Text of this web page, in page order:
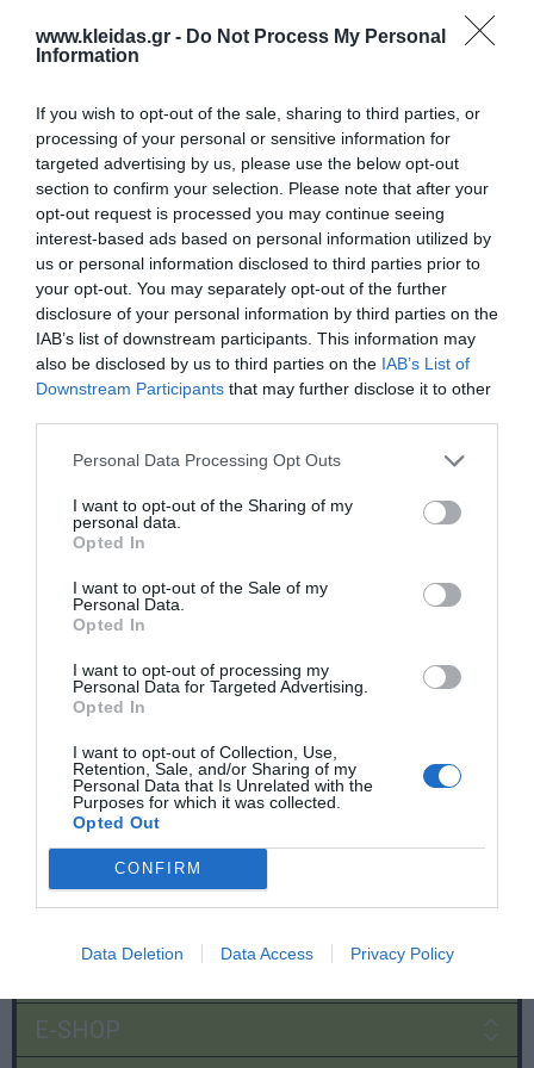
www.kleidas.gr - Do Not Process My Personal
Information
If you wish to opt-out of the sale, sharing to third parties, or
processing of your personal or sensitive information for
targeted advertising by us, please use the below opt-out
section to confirm your selection. Please note that after your
opt-out request is processed you may continue seeing
interest-based ads based on personal information utilized by
us or personal information disclosed to third parties prior to
your opt-out. You may separately opt-out of the further
disclosure of your personal information by third parties on the
IAB’s list of downstream participants. This information may
also be disclosed by us to third parties on the IAB’s List of
Downstream Participants that may further disclose it to other
Personal Data Processing Opt Outs
I want to opt-out of the Sharing of my
personal data.
Opted In
I want to opt-out of the Sale of my
Personal Data.
Opted In
I want to opt-out of processing my
Personal Data for Targeted Advertising.
Opted In
I want to opt-out of Collection, Use,
Retention, Sale, and/or Sharing of my
Personal Data that Is Unrelated with the
Purposes for which it was collected.
Opted Out
CONFIRM
Data Deletion Data Access Privacy Policy
Επιλογές
Ενημερωτικό δελτίο:
Ο κωδικός πρόσβασης
Επιβεβαίωση κωδικού:
E-SHOP